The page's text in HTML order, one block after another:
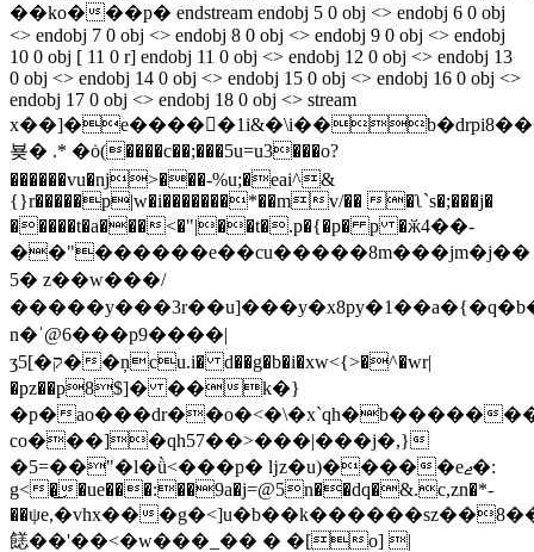
��ko���p� endstream endobj 5 0 obj <> endobj 6 0 obj
<> endobj 7 0 obj <> endobj 8 0 obj <> endobj 9 0 obj <> endobj
10 0 obj [ 11 0 r] endobj 11 0 obj <> endobj 12 0 obj <> endobj 13
0 obj <> endobj 14 0 obj <> endobj 15 0 obj <> endobj 16 0 obj <>
endobj 17 0 obj <> endobj 18 0 obj <> stream
뵺� .* �ȯ(����c��;���5u=u3���o?
������vu�nj>���-%u;�eai^&
{}r�����p|w�i�������*��mv/�� �ʅ`s�;���j�
�����t�a���<�"|��t�.p�{�p� p �ӂ4��-
��"������e��cu�����8m���jm�j��
5� z��w���/
n �ˈ@6���p9����|
ӡ5[�ק��ņcu.i� d��g�b�i�xw<{>�^�wr|
�pz��p8$]� ��k�}
�p�ao���dr��o�<�\�x`qh�b�����
co���]�qh57��>���|���j�,}
�5=��"�l�ǜ<���p� ǉz�u)�����eޖ�:
g<�͜�ue���:��9a�j=@5n��dq�&.c,zn�*-
��ψe,�vhx��
䭐��'��<�w���_�� � �[o] |